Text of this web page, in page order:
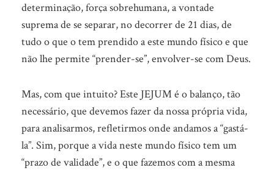
determinação, força sobrehumana, a vontade
suprema de se separar, no decorrer de 21 dias, de
tudo o que o tem prendido a este mundo físico e que
não lhe permite “prender-se”, envolver-se com Deus.
Mas, com que intuito? Este JEJUM é o balanço, tão
necessário, que devemos fazer da nossa própria vida,
para analisarmos, refletirmos onde andamos a “gastá-
la”. Sim, porque a vida neste mundo físico tem um
“prazo de validade”, e o que fazemos com a mesma